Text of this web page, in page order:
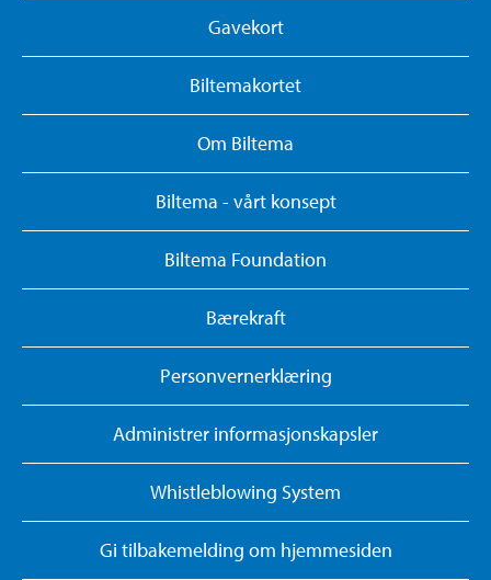
Gavekort
Biltemakortet
Om Biltema
Biltema - vårt konsept
Biltema Foundation
Bærekraft
Personvernerklæring
Administrer informasjonskapsler
Whistleblowing System
Gi tilbakemelding om hjemmesiden